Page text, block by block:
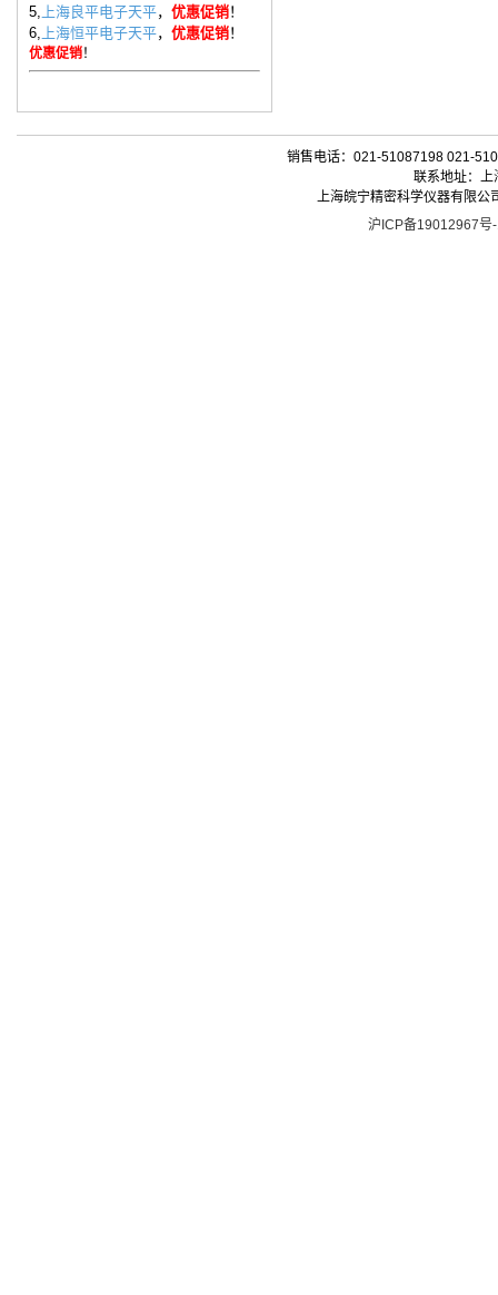
5,
上海良平电子天平， 优惠促销！
6,
上海恒平电子天平， 优惠促销！
优惠促销！
销售电话：021-51087198 021-
联系地址：
上海皖宁精密科学仪器有限
沪ICP备19012967号